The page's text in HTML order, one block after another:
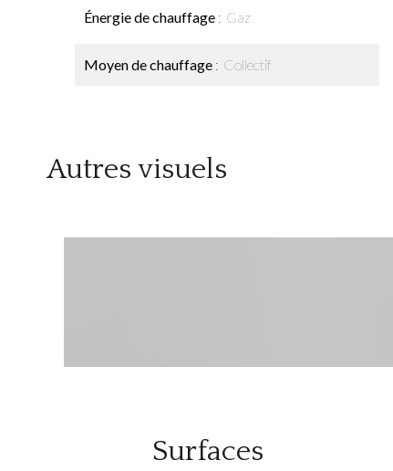
Énergie de chauffage Gaz
Moyen de chauffage Collectif
Autres visuels
Surfaces